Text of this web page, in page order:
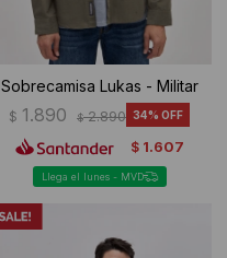
Sobrecamisa Lukas - Militar
$ 1.890 $ 2.890 34
$ 1.607
Llega el lunes - MVD